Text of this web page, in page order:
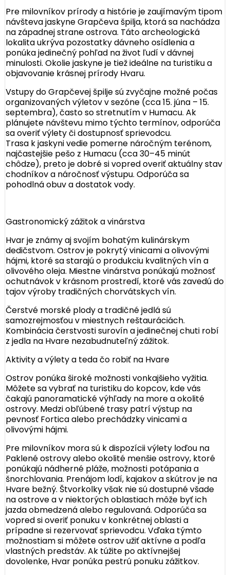
Pre milovníkov prírody a histórie je zaujímavým tipom
návšteva jaskyne Grapčeva špilja, ktorá sa nachádza
na západnej strane ostrova. Táto archeologická
lokalita ukrýva pozostatky dávneho osídlenia a
ponúka jedinečný pohľad na život ľudí v dávnej
minulosti. Okolie jaskyne je tiež ideálne na turistiku a
objavovanie krásnej prírody Hvaru.
Vstupy do Grapčevej špilje sú zvyčajne možné počas
organizovaných výletov v sezóne (cca 15. júna – 15.
septembra), často so stretnutím v Humacu. Ak
plánujete návštevu mimo týchto termínov, odporúča
sa overiť výlety či dostupnosť sprievodcu.
Trasa k jaskyni vedie pomerne náročným terénom,
najčastejšie pešo z Humacu (cca 30–45 minút
chôdze), preto je dobré si vopred overiť aktuálny stav
chodníkov a náročnosť výstupu. Odporúča sa
pohodlná obuv a dostatok vody.
Gastronomický zážitok a vinárstva
Hvar je známy aj svojím bohatým kulinárskym
dedičstvom. Ostrov je pokrytý vinicami a olivovými
hájmi, ktoré sa starajú o produkciu kvalitných vín a
olivového oleja. Miestne vinárstva ponúkajú možnosť
ochutnávok v krásnom prostredí, ktoré vás zavedú do
tajov výroby tradičných chorvátskych vín.
Čerstvé morské plody a tradičné jedlá sú
samozrejmosťou v miestnych reštauráciách.
Kombinácia čerstvosti surovín a jedinečnej chuti robí
z jedla na Hvare nezabudnuteľný zážitok.
Aktivity a výlety a teda čo robiť na Hvare
Ostrov ponúka široké možnosti vonkajšieho vyžitia.
Môžete sa vybrať na turistiku do kopcov, kde vás
čakajú panoramatické výhľady na more a okolité
ostrovy. Medzi obľúbené trasy patrí výstup na
pevnosť Fortica alebo prechádzky vinicami a
olivovými hájmi.
Pre milovníkov mora sú k dispozícii výlety loďou na
Paklené ostrovy alebo okolité menšie ostrovy, ktoré
ponúkajú nádherné pláže, možnosti potápania a
šnorchlovania. Prenájom lodí, kajakov a skútrov je na
Hvare bežný. Štvorkolky však nie sú dostupné všade
na ostrove a v niektorých oblastiach môže byť ich
jazda obmedzená alebo regulovaná. Odporúča sa
vopred si overiť ponuku v konkrétnej oblasti a
prípadne si rezervovať sprievodcu. Vďaka týmto
možnostiam si môžete ostrov užiť aktívne a podľa
vlastných predstáv. Ak túžite po aktívnejšej
dovolenke, Hvar ponúka pestrú ponuku zážitkov.